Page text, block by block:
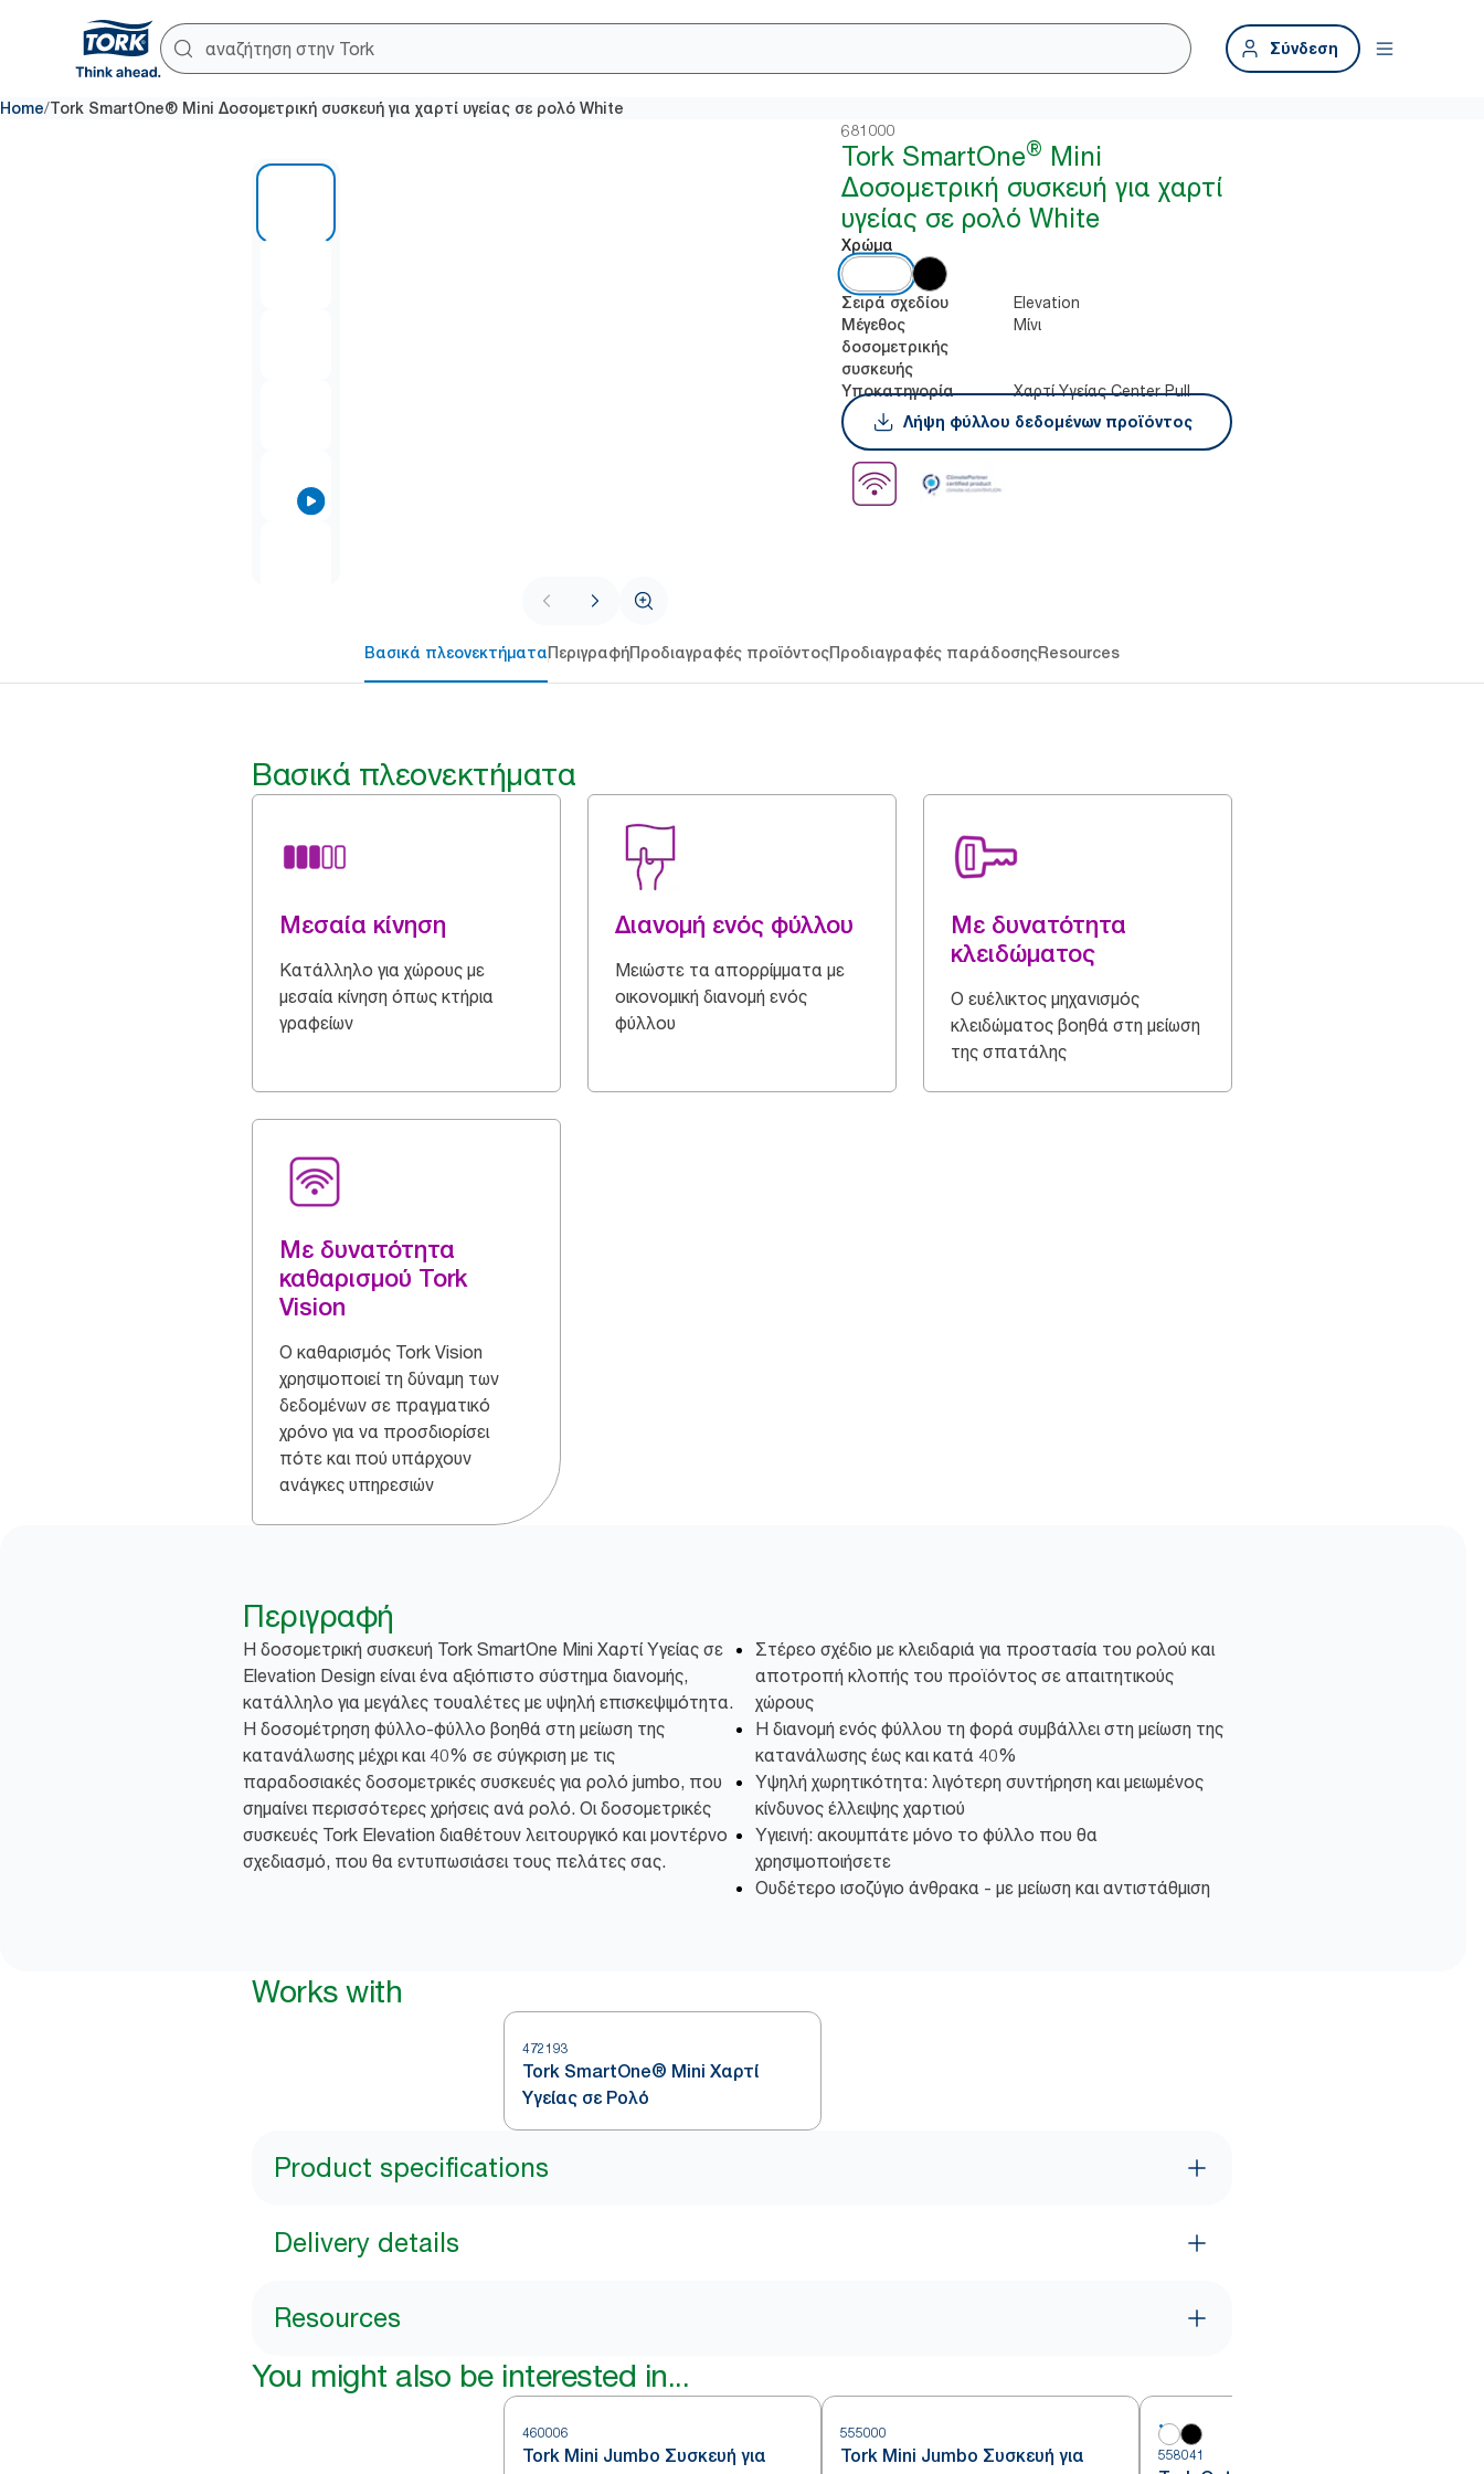
Σύνδεση
Home/Tork SmartOne® Mini Δοσομετρική συσκευή για χαρτί υγείας σε ρολό White
681000
Tork SmartOne® Mini
Δοσομετρική συσκευή για χαρτί
υγείας σε ρολό White
Χρώμα
Σειρά σχεδίου Elevation
Μέγεθος
δοσομετρικής
συσκευής
Μίνι
Υποκατηγορία
Χαρτί Υγείας Center Pull
Λήψη φύλλου δεδομένων προϊόντος
Βασικά πλεονεκτήματαΠεριγραφήΠροδιαγραφές προϊόντοςΠροδιαγραφές παράδοσηςResources
Βασικά πλεονεκτήματα
Μεσαία κίνηση
Κατάλληλο για χώρους με
μεσαία κίνηση όπως κτήρια
γραφείων
Διανομή ενός φύλλου
Μειώστε τα απορρίμματα με
οικονομική διανομή ενός
φύλλου
Με δυνατότητα
κλειδώματος
Ο ευέλικτος μηχανισμός
κλειδώματος βοηθά στη μείωση
της σπατάλης
Με δυνατότητα
καθαρισμού Tork
Vision
Ο καθαρισμός Tork Vision
χρησιμοποιεί τη δύναμη των
δεδομένων σε πραγματικό
χρόνο για να προσδιορίσει
πότε και πού υπάρχουν
ανάγκες υπηρεσιών
Περιγραφή
Η δοσομετρική συσκευή Tork SmartOne Mini Χαρτί Υγείας σε
Elevation Design είναι ένα αξιόπιστο σύστημα διανομής,
κατάλληλο για μεγάλες τουαλέτες με υψηλή επισκεψιμότητα.
H δοσομέτρηση φύλλο-φύλλο βοηθά στη μείωση της
κατανάλωσης μέχρι και 40% σε σύγκριση με τις
παραδοσιακές δοσομετρικές συσκευές για ρολό jumbo, που
σημαίνει περισσότερες χρήσεις ανά ρολό. Οι δοσομετρικές
συσκευές Tork Elevation διαθέτουν λειτουργικό και μοντέρνο
σχεδιασμό, που θα εντυπωσιάσει τους πελάτες σας.
Στέρεο σχέδιο με κλειδαριά για προστασία του ρολού και
αποτροπή κλοπής του προϊόντος σε απαιτητικούς
χώρους
Η διανομή ενός φύλλου τη φορά συμβάλλει στη μείωση της
κατανάλωσης έως και κατά 40%
Υψηλή χωρητικότητα: λιγότερη συντήρηση και μειωμένος
κίνδυνος έλλειψης χαρτιού
Υγιεινή: ακουμπάτε μόνο το φύλλο που θα
χρησιμοποιήσετε
Ουδέτερο ισοζύγιο άνθρακα - με μείωση και αντιστάθμιση
Works with
472193
Tork SmartOne® Mini Χαρτί
Υγείας σε Ρολό
Product specifications
Delivery details
Resources
You might also be interested in...
460006
Tork Mini Jumbo Συσκευή για
555000
Tork Mini Jumbo Συσκευή για
558041